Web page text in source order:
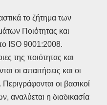
το ζήτημα των
Ποιότητας και
ISO 9001:2008.
της ποιότητας και
οι απαιτήσεις και οι
οι βασικοί
αναλύεται η διαδικασία